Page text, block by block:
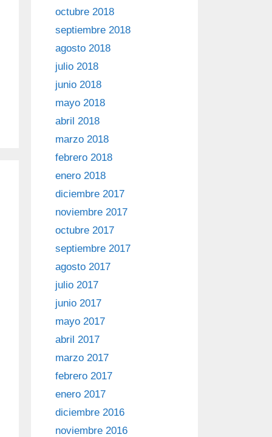
octubre 2018
septiembre 2018
agosto 2018
julio 2018
junio 2018
mayo 2018
abril 2018
marzo 2018
febrero 2018
enero 2018
diciembre 2017
noviembre 2017
octubre 2017
septiembre 2017
agosto 2017
julio 2017
junio 2017
mayo 2017
abril 2017
marzo 2017
febrero 2017
enero 2017
diciembre 2016
noviembre 2016